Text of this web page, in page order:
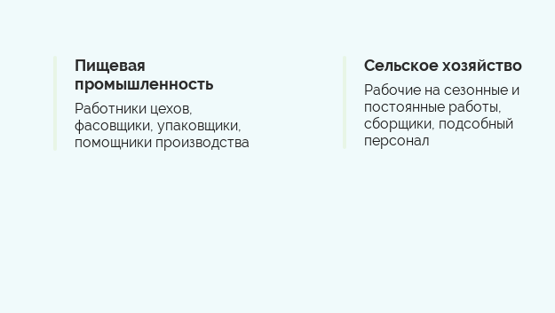
Пищевая
промышленность
Работники цехов,
фасовщики, упаковщики,
помощники производства
Сельское хозяйство
Рабочие на сезонные и
постоянные работы,
сборщики, подсобный
персонал